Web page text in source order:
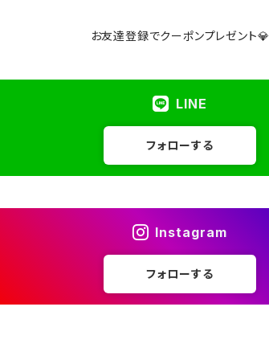
お友達登録でクーポンプレゼント💎
LINE
フォローする
Instagram
フォローする